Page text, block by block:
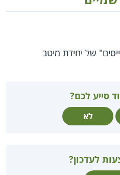
של יחידת מיטב
סייע לכם?
לא
לעדכון?